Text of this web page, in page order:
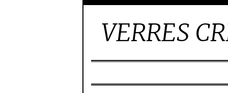
VERRES